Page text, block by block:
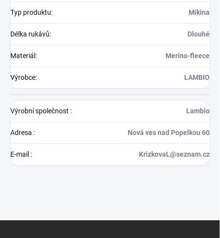
Typ produktu: Mikina
Délka rukávů: Dlouhé
Materiál : Merino-fleece
Výrobce: LAMBIO
Výrobní společnost : Lambio
Adresa : Nová ves nad Popelkou 60
E-mail : KrizkovaL@seznam.cz